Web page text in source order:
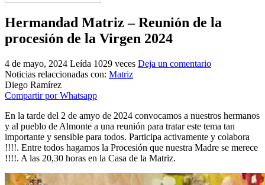
Hermandad Matriz – Reunión de la
procesión de la Virgen 2024
4 de mayo, 2024 Leída 1029 veces Deja un comentario
Noticias relaccionadas con: Matriz
Diego Ramírez
Compartir por Whatsapp
En la tarde del 2 de amyo de 2024 convocamos a nuestros hermanos
y al pueblo de Almonte a una reunión para tratar este tema tan
importante y sensible para todos. Participa activamente y colabora
!!!!. Entre todos hagamos la Procesión que nuestra Madre se merece
!!!!. A las 20,30 horas en la Casa de la Matriz.
¡Bienvenido! Soy el asistente virtual de rocio.com.
¿En qué puedo ayudarte?
Historia de la Virgen del Rocío
¿Cuándo es la romería del Rocío?
¿Cuándo se construyó la primera ermita?
El traslado cada siete años
Rocío?